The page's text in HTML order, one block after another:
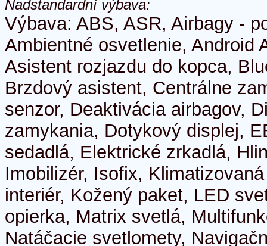
Nadstandardní výbava:
Výbava: ABS, ASR, Airbagy -
Ambientné osvetlenie, Android
Asistent rozjazdu do kopca,
Brzdový asistent, Centrálne
senzor, Deaktivácia airbagov,
zamykania, Dotykový displej,
sedadlá, Elektrické zrkadlá,
Imobilizér, Isofix,
interiér, Kožený paket, LED
opierka, Matrix svetlá,
Natáčacie svetlomety,